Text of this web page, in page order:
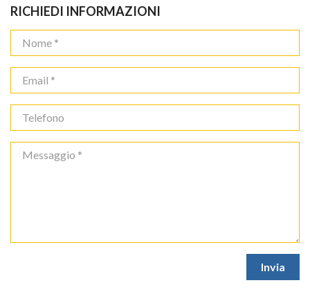
RICHIEDI INFORMAZIONI